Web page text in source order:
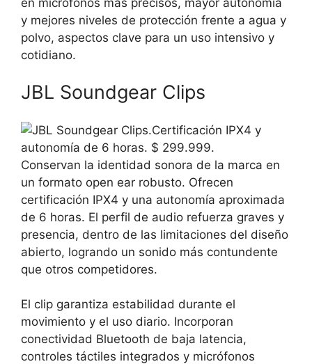
y mejores niveles de protección frente a agua y
polvo, aspectos clave para un uso intensivo y
cotidiano.
JBL Soundgear Clips
Conservan la identidad sonora de la marca en
un formato open ear robusto. Ofrecen
certificación IPX4 y una autonomía aproximada
de 6 horas. El perfil de audio refuerza graves y
presencia, dentro de las limitaciones del diseño
abierto, logrando un sonido más contundente
que otros competidores.
El clip garantiza estabilidad durante el
movimiento y el uso diario. Incorporan
conectividad Bluetooth de baja latencia,
controles táctiles integrados y micrófonos